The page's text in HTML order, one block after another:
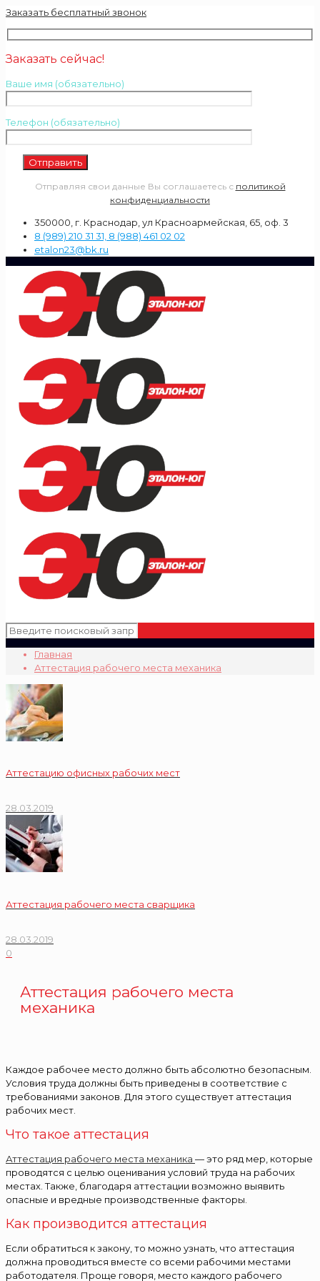
Заказать бесплатный звонок
Заказать сейчас!
Ваше имя (обязательно)
Телефон (обязательно)
Отправляя свои данные Вы соглашаетесь с политикой
конфиденциальности
350000, г. Краснодар, ул Красноармейская, 65, оф. 3
8 (989) 210 31 31, 8 (988) 461 02 02
etalon23@bk.ru
Главная
Аттестация рабочего места механика
Аттестацию офисных рабочих мест
28.03.2019
Аттестация рабочего места сварщика
28.03.2019
0
Аттестация рабочего места
механика
Каждое рабочее место должно быть абсолютно безопасным.
Условия труда должны быть приведены в соответствие с
требованиями законов. Для этого существует аттестация
рабочих мест.
Что такое аттестация
Аттестация рабочего места механика — это ряд мер, которые
проводятся с целью оценивания условий труда на рабочих
местах. Также, благодаря аттестации возможно выявить
опасные и вредные производственные факторы.
Как производится аттестация
Если обратиться к закону, то можно узнать, что аттестация
должна проводиться вместе со всеми рабочими местами
работодателя. Проще говоря, место каждого рабочего